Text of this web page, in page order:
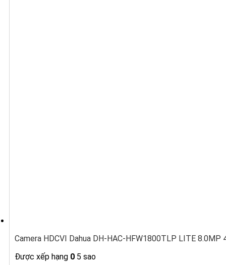
Camera HDCVI Dahua DH-HAC-HFW1800TLP LITE 8.0MP
Được xếp hạng 0 5 sao